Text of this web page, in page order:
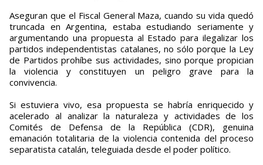
Aseguran que el Fiscal General Maza, cuando su vida quedó
truncada en Argentina, estaba estudiando seriamente y
argumentando una propuesta al Estado para ilegalizar los
partidos independentistas catalanes, no sólo porque la Ley
de Partidos prohíbe sus actividades, sino porque propician
la violencia y constituyen un peligro grave para la
convivencia.
Si estuviera vivo, esa propuesta se habría enriquecido y
acelerado al analizar la naturaleza y actividades de los
Comités de Defensa de la República (CDR), genuina
emanación totalitaria de la violencia contenida del proceso
separatista catalán, teleguiada desde el poder político.